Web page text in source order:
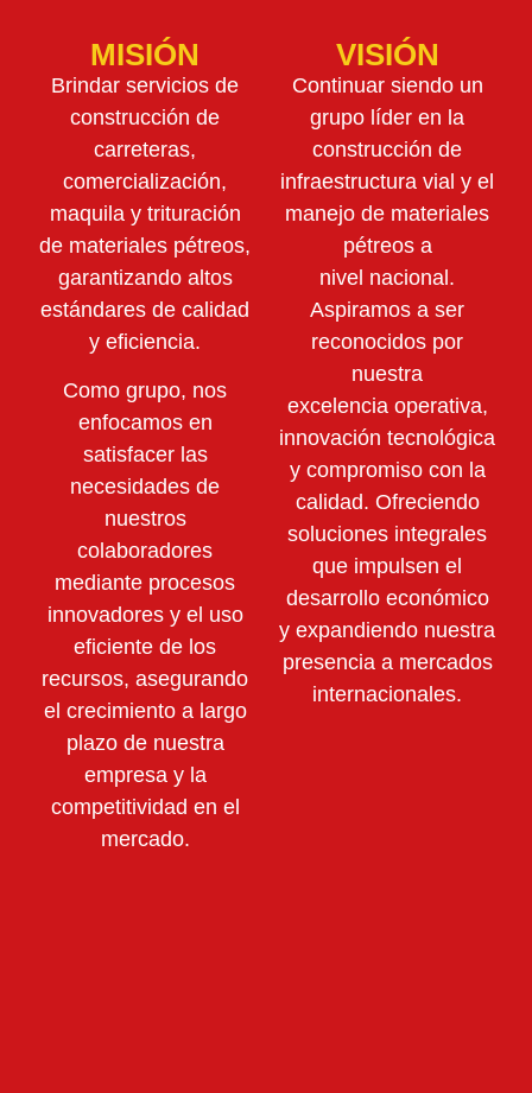
MISIÓN
Brindar servicios de
construcción de
carreteras,
comercialización,
maquila y trituración
de materiales pétreos,
garantizando altos
estándares de calidad
y eficiencia.
Como grupo, nos
enfocamos en
satisfacer las
necesidades de
nuestros
colaboradores
mediante procesos
innovadores y el uso
eficiente de los
recursos, asegurando
el crecimiento a largo
plazo de nuestra
empresa y la
competitividad en el
mercado.
VISIÓN
Continuar siendo un
grupo líder en la
construcción de
infraestructura vial y el
manejo de materiales
pétreos a
nivel nacional.
Aspiramos a ser
reconocidos por
nuestra
excelencia operativa,
innovación tecnológica
y compromiso con la
calidad. Ofreciendo
soluciones integrales
que impulsen el
desarrollo económico
y expandiendo nuestra
presencia a mercados
internacionales.